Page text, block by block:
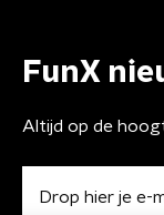
FunX
Altijd op de